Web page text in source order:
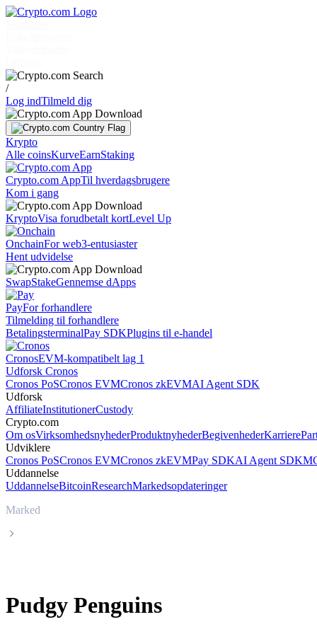
/
Log indTilmeld dig
Krypto
Alle coinsKurveEarnStaking
Crypto.com AppTil hverdagsbrugere
Kom i gang
KryptoVisa forudbetalt kortLevel Up
OnchainFor web3-entusiaster
Hent udvidelse
SwapStakeGennemse dApps
PayFor forhandlere
Tilmelding til forhandlere
BetalingsterminalPay SDKPlugins til e-handel
CronosEVM-kompatibelt lag 1
Udforsk Cronos
Cronos PoSCronos EVMCronos zkEVMAI Agent SDK
Udforsk
AffiliateInstitutionerCustody
Crypto.com
Om osVirksomhedsnyhederProduktnyhederBegivenhederKarriere
Udviklere
Cronos PoSCronos EVMCronos zkEVMPay SDKAI Agent SDK
Uddannelse
UddannelseBitcoinResearchMarkedsopdateringer
Marked
Pudgy Penguins